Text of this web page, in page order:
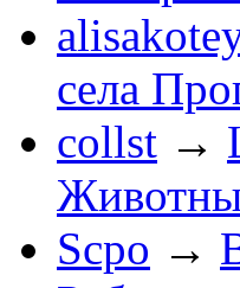
села
collst →
Scpo →